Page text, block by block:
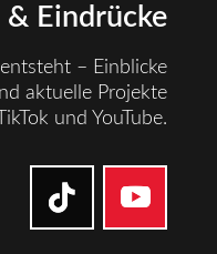
& Eindrücke
– Einblicke
aktuelle Projekte
und YouTube.